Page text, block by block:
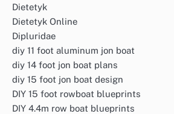
Dietetyk
Dietetyk Online
Dipluridae
diy 11 foot aluminum jon boat
diy 14 foot jon boat plans
diy 15 foot jon boat design
DIY 15 foot rowboat blueprints
DIY 4.4m row boat blueprints